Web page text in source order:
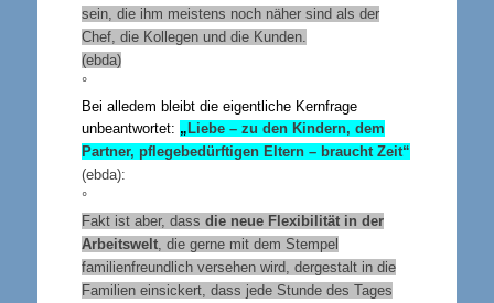
sein, die ihm meistens noch näher sind als der
Chef, die Kollegen und die Kunden.
(ebda)
°
Bei alledem bleibt die eigentliche Kernfrage
unbeantwortet: „Liebe – zu den Kindern, dem
Partner, pflegebedürftigen Eltern – braucht Zeit“
(ebda):
°
Fakt ist aber, dass die neue Flexibilität in der
Arbeitswelt, die gerne mit dem Stempel
familienfreundlich versehen wird, dergestalt in die
Familien einsickert, dass jede Stunde des Tages